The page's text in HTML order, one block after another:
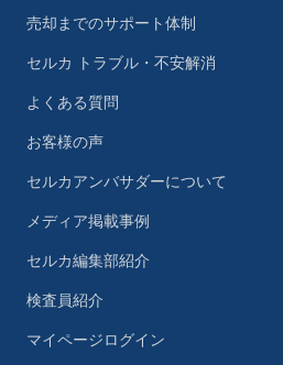
売却までのサポート体制
セルカ トラブル・不安解消
よくある質問
お客様の声
セルカアンバサダーについて
メディア掲載事例
セルカ編集部紹介
検査員紹介
マイページログイン